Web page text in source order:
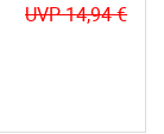
UVP 14,94 €